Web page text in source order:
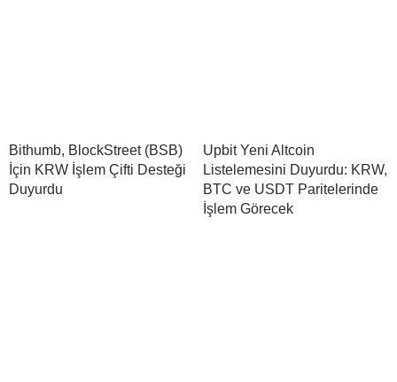
Bithumb, BlockStreet (BSB)
İçin KRW İşlem Çifti Desteği
Duyurdu
Upbit Yeni Altcoin
Listelemesini Duyurdu: KRW,
BTC ve USDT Paritelerinde
İşlem Görecek